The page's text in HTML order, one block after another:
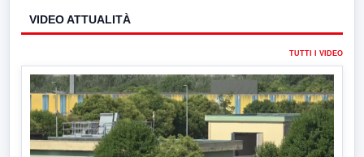
VIDEO ATTUALITÀ
TUTTI I VIDEO